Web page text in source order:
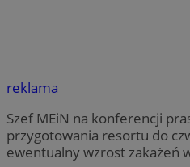
reklama
Szef MEiN na konferencji
przygotowania resortu do
ewentualny wzrost zakażeń